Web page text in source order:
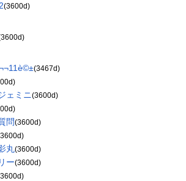
(3600d)
ç¬¬11è©±(3467d)
ェミニ(3600d)
問(3600d)
丸(3600d)
ー(3600d)